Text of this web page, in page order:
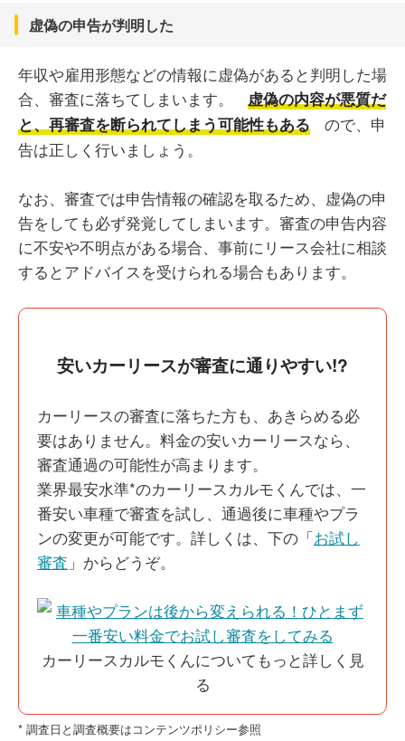
虚偽の申告が判明した
年収や雇用形態などの情報に虚偽があると判明した場
合、審査に落ちてしまいます。
虚偽の内容が悪質だ
と、再審査を断られてしまう可能性もある
ので、申
告は正しく行いましょう。
なお、審査では申告情報の確認を取るため、虚偽の申
告をしても必ず発覚してしまいます。審査の申告内容
に不安や不明点がある場合、事前にリース会社に相談
するとアドバイスを受けられる場合もあります。
​安いカーリースが審査に通りやすい!?
カーリースの審査に落ちた方も、あきらめる必
要はありません。料金の安いカーリースなら、
審査通過の可能性が高まります。
業界最安水準*のカーリースカルモくんでは、一
番安い車種で審査を試し、通過後に車種やプラ
ンの変更が可能です。詳しくは、下の「お試し
審査 」からどうぞ。
カーリースカルモくんについてもっと詳しく見
る
​* 調査日と調査概要はコンテンツポリシー参照